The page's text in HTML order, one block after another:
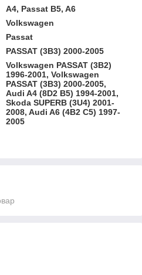
A4, Passat B5, A6
Volkswagen
Passat
PASSAT (3B3) 2000-2005
Volkswagen PASSAT (3B2)
1996-2001, Volkswagen
PASSAT (3B3) 2000-2005,
Audi A4 (8D2 B5) 1994-2001,
Skoda SUPERB (3U4) 2001-
2008, Audi A6 (4B2 C5) 1997-
2005